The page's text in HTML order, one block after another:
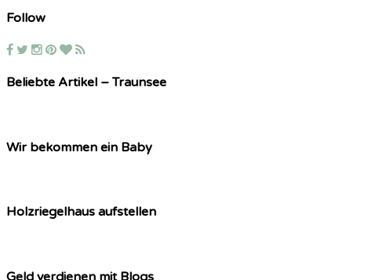
Follow
Beliebte Artikel – Traunsee
Wir bekommen ein Baby
Holzriegelhaus aufstellen
Geld verdienen mit Blogs